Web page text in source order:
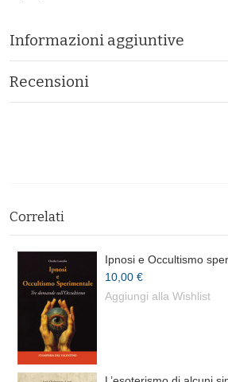
Correlati
Ipnosi e Occultismo
10,00 €
Aggiungi alla Wishlist
Informazioni aggiuntive
Recensioni